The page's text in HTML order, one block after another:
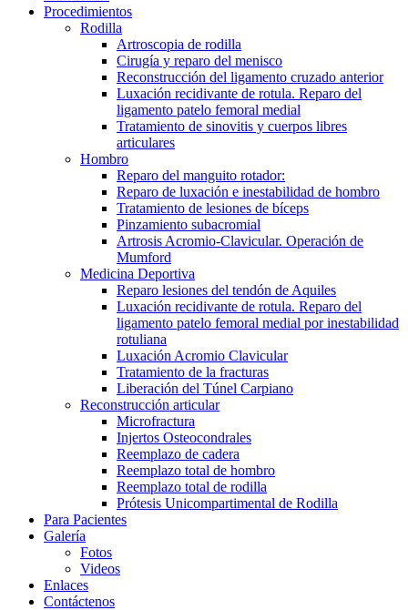
Procedimientos
Rodilla
Artroscopia de rodilla
Cirugía y reparo del menisco
Reconstrucción del ligamento cruzado anterior
Luxación recidivante de rotula. Reparo del
ligamento patelo femoral medial
Tratamiento de sinovitis y cuerpos libres
articulares
Hombro
Reparo del manguito rotador:
Reparo de luxación e inestabilidad de hombro
Tratamiento de lesiones de bíceps
Pinzamiento subacromial
Artrosis Acromio-Clavicular. Operación de
Mumford
Medicina Deportiva
Reparo lesiones del tendón de Aquiles
Luxación recidivante de rotula. Reparo del
ligamento patelo femoral medial por inestabilidad
rotuliana
Luxación Acromio Clavicular
Tratamiento de la fracturas
Liberación del Túnel Carpiano
Reconstrucción articular
Microfractura
Injertos Osteocondrales
Reemplazo de cadera
Reemplazo total de hombro
Reemplazo total de rodilla
Prótesis Unicompartimental de Rodilla
Para Pacientes
Galería
Fotos
Videos
Enlaces
Contáctenos